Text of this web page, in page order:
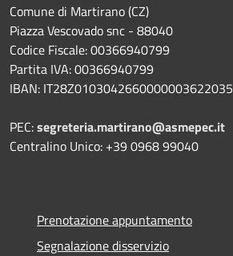
Comune di Martirano (CZ)
Piazza Vescovado snc - 88040
Codice Fiscale: 00366940799
Partita IVA: 00366940799
IBAN: IT28Z0103042660000003622035
PEC:segreteria.martirano@asmepec.it
Centralino Unico: +39 0968 99040
Prenotazione appuntamento
Segnalazione disservizio